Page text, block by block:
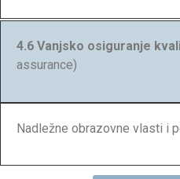
4.6 Vanjsko osiguranje
assurance)
Nadležne obrazovne vlasti i